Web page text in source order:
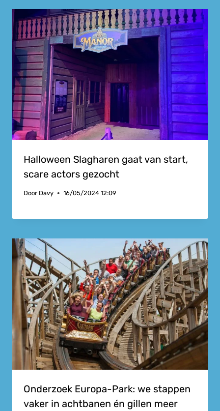
Halloween Slagharen gaat van start,
scare actors gezocht
Door Davy 16/05/2024 12:09
Onderzoek Europa-Park: we stappen
vaker in achtbanen én gillen meer